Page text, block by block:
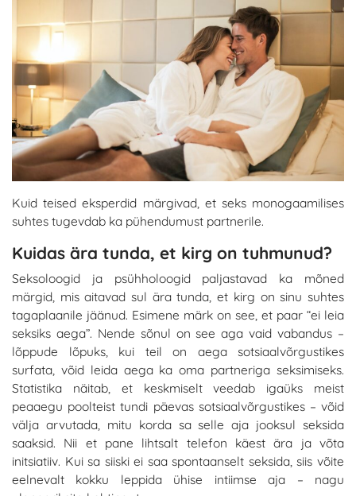
Kuid teised eksperdid märgivad, et seks monogaamilises
suhtes tugevdab ka pühendumust partnerile.
Kuidas ära tunda, et kirg on tuhmunud?
Seksoloogid ja psühholoogid paljastavad ka mõned
märgid, mis aitavad sul ära tunda, et kirg on sinu suhtes
tagaplaanile jäänud. Esimene märk on see, et paar “ei leia
seksiks aega”. Nende sõnul on see aga vaid vabandus –
lõppude lõpuks, kui teil on aega sotsiaalvõrgustikes
surfata, võid leida aega ka oma partneriga seksimiseks.
Statistika näitab, et keskmiselt veedab igaüks meist
peaaegu poolteist tundi päevas sotsiaalvõrgustikes – võid
välja arvutada, mitu korda sa selle aja jooksul seksida
saaksid. Nii et pane lihtsalt telefon käest ära ja võta
initsiatiiv. Kui sa siiski ei saa spontaanselt seksida, siis võite
eelnevalt kokku leppida ühise intiimse aja – nagu